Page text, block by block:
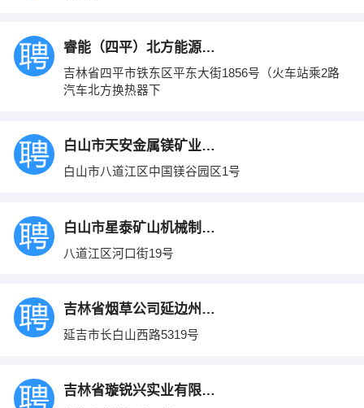
睿能（四平）北方能源技术有限公司
吉林省四平市铁东区平东大街1856号（火车站乘2路
汽车北方换热器下
白山市天安金属镁矿业有限公司
白山市八道江区中国镁谷园区1号
白山市星泰矿山机械制造有限公司
八道江区河口街19号
吉林省烟草公司延边州公司
延吉市长白山西路5319号
吉林省璇锐兴实业有限公司